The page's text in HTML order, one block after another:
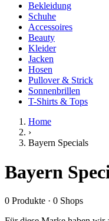
Bekleidung
Schuhe
Accessoires
Beauty
Kleider
Jacken
Hosen
Pullover & Strick
Sonnenbrillen
T-Shirts & Tops
Home
›
Bayern Specials
Bayern
0 Produkte · 0 Shops